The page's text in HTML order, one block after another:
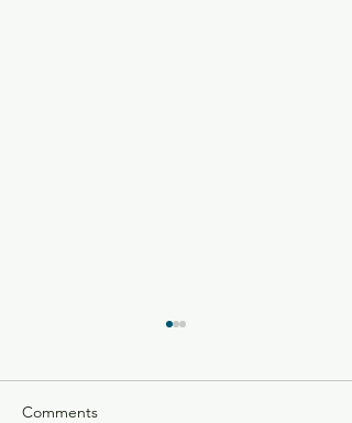
Comments